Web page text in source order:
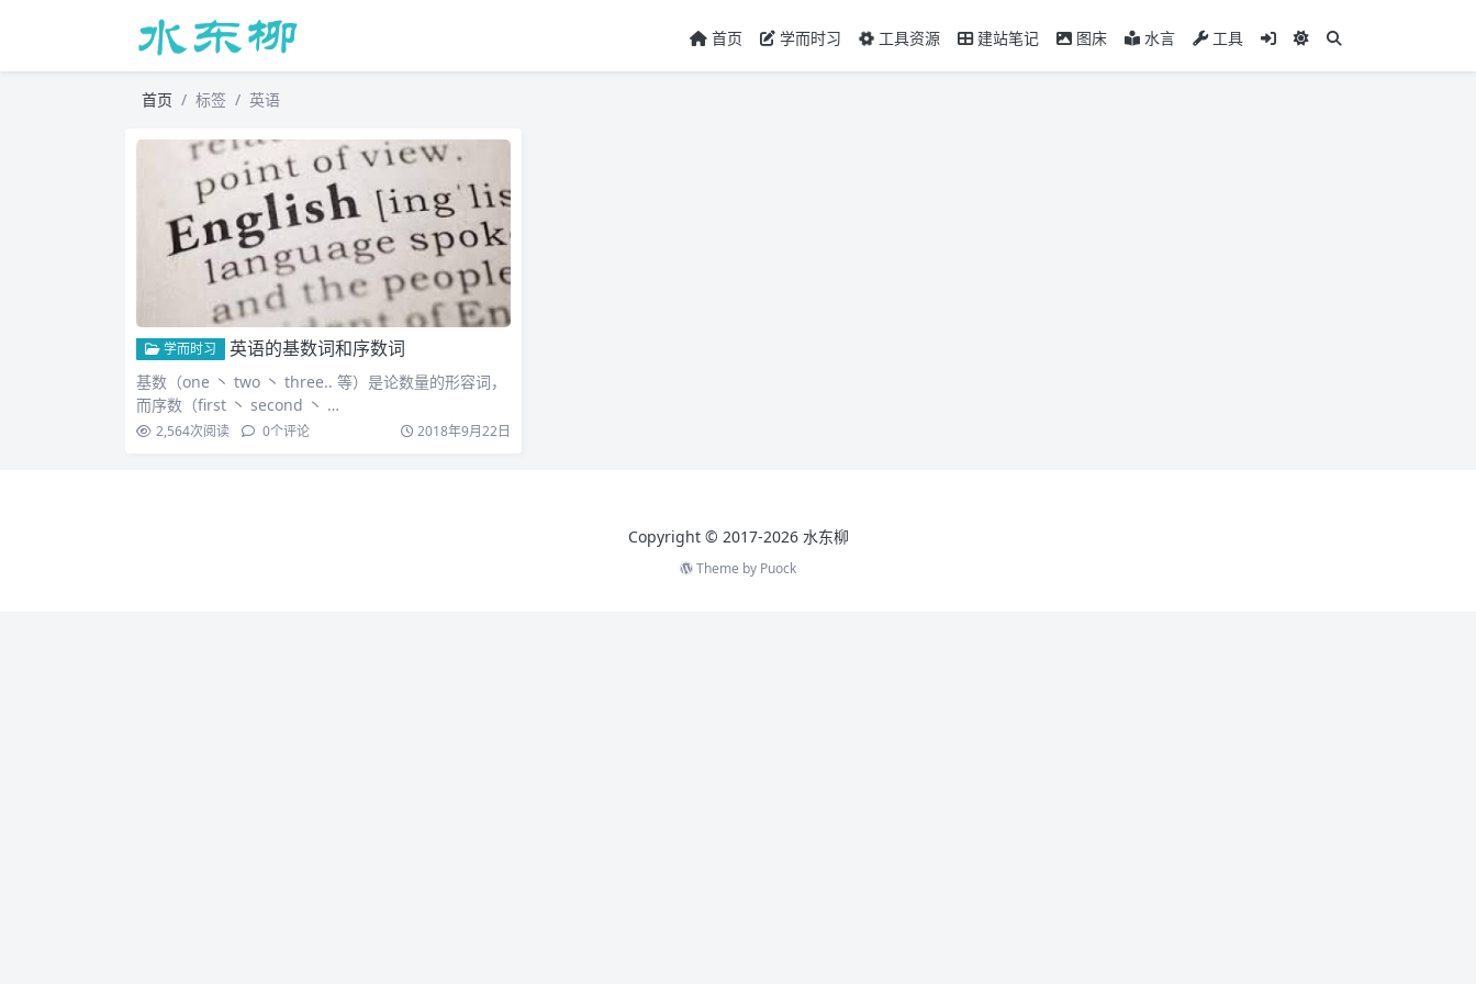
首页 学而时习 工具资源 建站笔记 图床 水言 工具
首页 标签 英语
学而时习 英语的基数词和序数词
基数（one 丶 two 丶 three.. 等）是论数量的形容词，
而序数（first 丶 second 丶 …
2,564次阅读 0个评论 2018年9月22日
Copyright © 2017-2026 水东柳
Theme by Puock